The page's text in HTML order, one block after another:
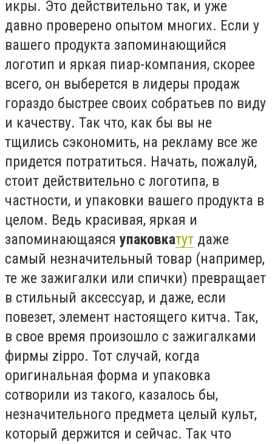
икры. Это действительно так, и уже
давно проверено опытом многих. Если у
вашего продукта запоминающийся
логотип и яркая пиар-компания, скорее
всего, он выберется в лидеры продаж
гораздо быстрее своих собратьев по виду
и качеству. Так что, как бы вы не
тщились сэкономить, на рекламу все же
придется потратиться. Начать, пожалуй,
стоит действительно с логотипа, в
частности, и упаковки вашего продукта в
целом. Ведь красивая, яркая и
запоминающаяся упаковкатут даже
самый незначительный товар (например,
те же зажигалки или спички) превращает
в стильный аксессуар, и даже, если
повезет, элемент настоящего китча. Так,
в свое время произошло с зажигалками
фирмы zippo. Тот случай, когда
оригинальная форма и упаковка
сотворили из такого, казалось бы,
незначительного предмета целый культ,
который держится и сейчас. Так что